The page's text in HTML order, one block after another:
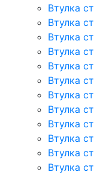
Втулка
Втулка
Втулка
Втулка
Втулка
Втулка
Втулка
Втулка
Втулка
Втулка
Втулка
Втулка